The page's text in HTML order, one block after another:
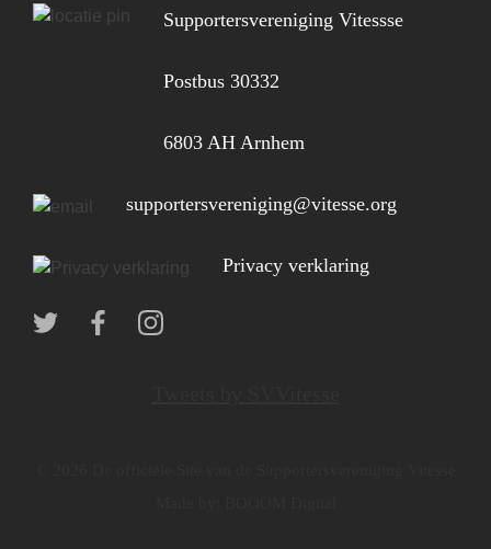
Supportersvereniging Vitessse
Postbus 30332
6803 AH Arnhem
supportersvereniging@vitesse.org
Privacy verklaring